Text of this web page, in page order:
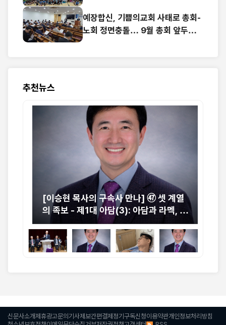
예장합신, 기쁨의교회 사태로 총회-
노회 정면충돌… 9월 총회 앞두고
추천뉴스
[이승현 목사의 구속사 만나] ㊼ 셋 계열
의 족보 - 제1대 아담(3): 아담과 라멕, 그
리고 에녹의 동시대
신문사소개제휴광고문의 기사제보간편결제 정기구독신청이용약관개인정보처리방침